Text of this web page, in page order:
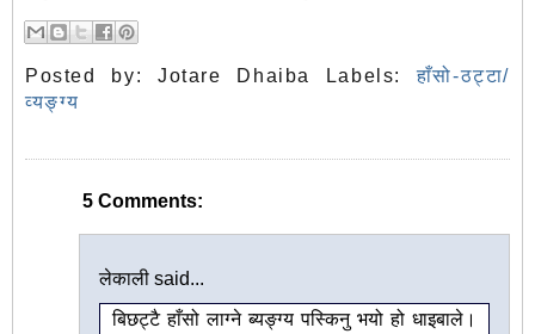
Posted by: Jotare Dhaiba Labels:हाँसो-ठट्टा/
व्यङ्ग्य
5 Comments:
लेकाली said...
बिछट्टै हाँसो लाग्ने ब्यङ्ग्य पस्किनु भयो हो धाइबाले।